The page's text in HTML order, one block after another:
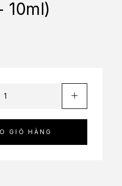
10ml)
GIỎ HÀNG